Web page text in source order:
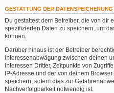
GESTATTUNG DER DATENSPEICHERUNG
Du gestattest dem Betreiber, die von dir
spezifizierten Daten zu speichern, um
können.
Darüber hinaus ist der Betreiber
Interessenabwägung zwischen deinen
Interessen Dritter, Zeitpunkte von
IP-Adresse und der von deinem
speichern, sofern dies zur
Nachverfolgbarkeit notwendig ist.